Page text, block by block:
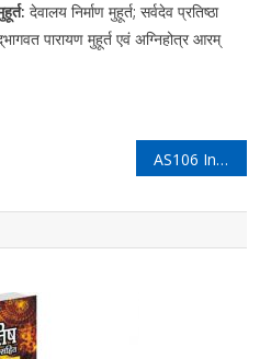
देवालय निर्माण मुहूर्त; सर्वदेव प्रतिष्ठा
पारायण मुहूर्त एवं अग्निहोत्र आरम्
AS106 Introductory Remedial Astrology